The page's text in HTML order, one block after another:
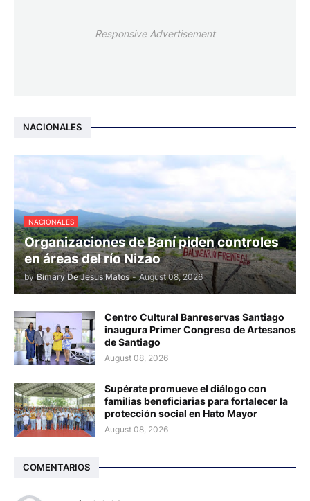
Responsive Advertisement
NACIONALES
NACIONALES
Organizaciones de Baní piden controles
en áreas del río Nizao
by Bimary De Jesus Matos - August 08, 2026
Centro Cultural Banreservas Santiago
inaugura Primer Congreso de Artesanos
de Santiago
August 08, 2026
Supérate promueve el diálogo con
familias beneficiarias para fortalecer la
protección social en Hato Mayor
August 08, 2026
COMENTARIOS